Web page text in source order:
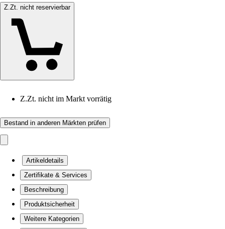
Z.Zt. nicht reservierbar
Z.Zt. nicht im Markt vorrätig
Bestand in anderen Märkten prüfen
Artikeldetails
Zertifikate & Services
Beschreibung
Produktsicherheit
Weitere Kategorien